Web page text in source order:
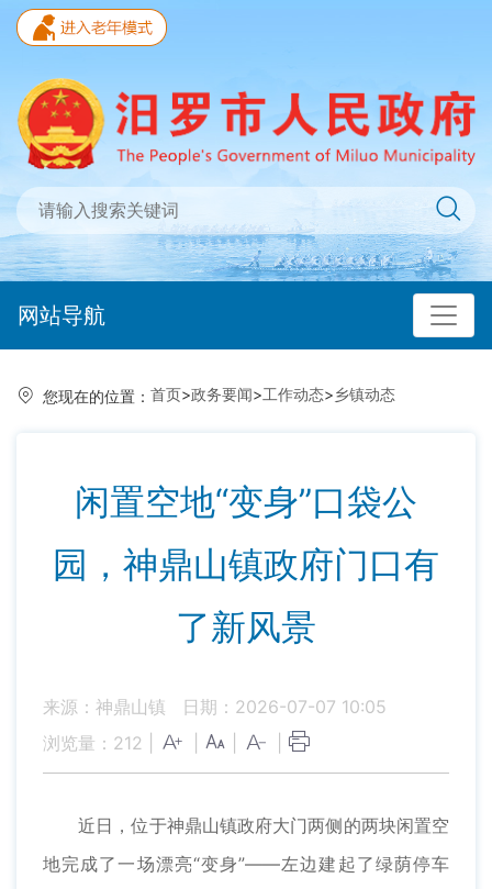
网站导航
您现在的位置： 首页>政务要闻>工作动态>乡镇动态
闲置空地“变身”口袋公
园，神鼎山镇政府门口有
了新风景
来源：神鼎山镇
日期：2026-07-07 10:05
浏览量： 212
近日，位于神鼎山镇政府大门两侧的两块闲置空
地完成了一场漂亮“变身”——左边建起了绿荫停车